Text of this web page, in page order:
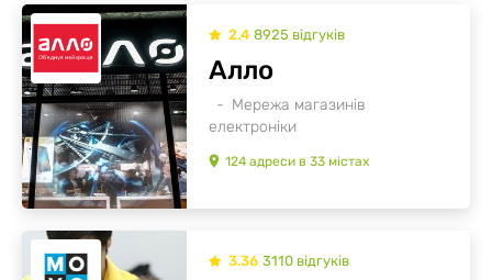
2.4 8925 відгуків
Мережа магазинів
електроніки
Алло
124 адреси в 33 містах
3.36 3110 відгуків